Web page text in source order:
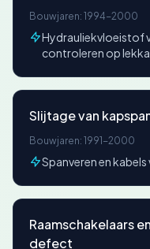
Bouwjaren: 1994-2000
Hydrauliekvloeistof
controleren op
Slijtage van
Bouwjaren: 1991-2000
Spanveren en kabels
Raamschakelaars
defect